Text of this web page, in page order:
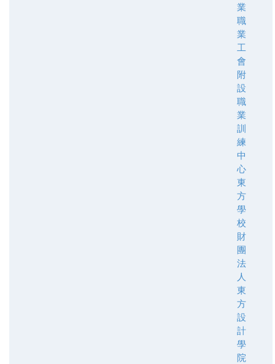
業
職
業
工
會
附
設
職
業
訓
練
中
心
東
方
學
校
財
團
法
人
東
方
設
計
學
院